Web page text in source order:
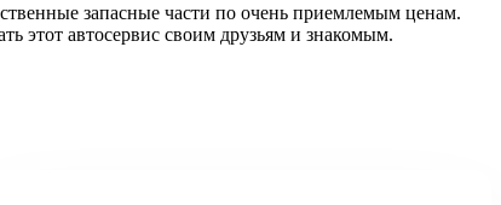
запасные части по очень приемлемым ценам.
этот автосервис своим друзьям и знакомым.